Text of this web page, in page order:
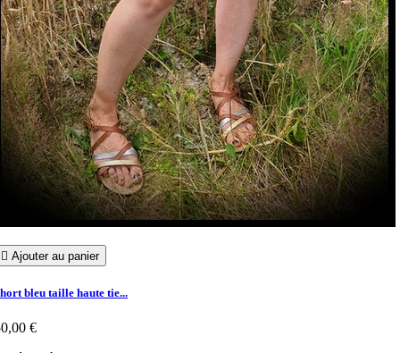
 Ajouter au panier
bleu taille haute tie...
€